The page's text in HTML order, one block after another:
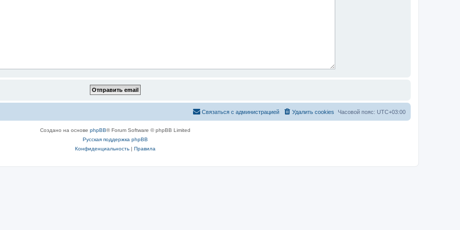
Часовой пояс: UTC+03:00
Удалить cookies
Связаться с администрацией
Создано на основе phpBB® Forum Software © phpBB Limited
Русская поддержка phpBB
Конфиденциальность| Правила